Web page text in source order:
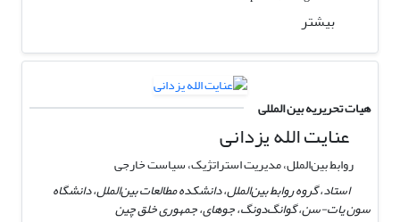
بیشتر
هیات تحریریه بین المللی
عنایت الله یزدانی
روابط بین‌الملل، مدیریت استراتژیک، سیاست خارجی
استاد، گروه روابط بین‌الملل، دانشکده مطالعات بین‌الملل، دانشگاه
سون یات-سن، گوانگ‌دونگ، جوهای، جمهوری خلق چین